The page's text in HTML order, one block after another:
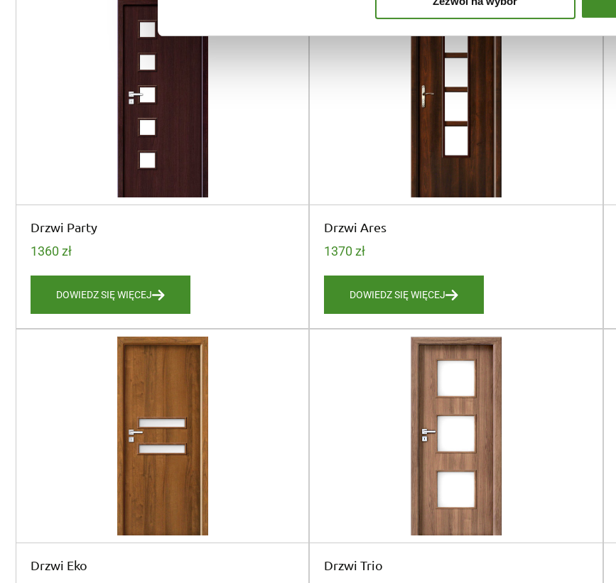
Drzwi Party
1360 zł
DOWIEDZ SIĘ WIĘCEJ
Drzwi Ares
1370zł
DOWIEDZ SIĘ WIĘCEJ
Drzwi Eko
Drzwi Trio